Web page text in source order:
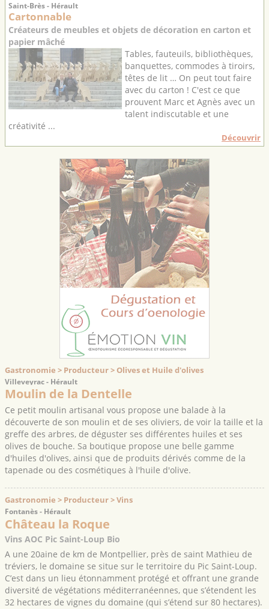
Saint-Brès - Hérault
Cartonnable
Créateurs de meubles et objets de décoration en carton et
papier mâché
Tables, fauteuils, bibliothèques,
banquettes, commodes à tiroirs,
têtes de lit … On peut tout faire
avec du carton ! C'est ce que
prouvent Marc et Agnès avec un
talent indiscutable et une
créativité ...
Découvrir
Gastronomie > Producteur > Olives et Huile d'olives
Villeveyrac - Hérault
Moulin de la Dentelle
Ce petit moulin artisanal vous propose une balade à la
découverte de son moulin et de ses oliviers, de voir la taille et la
greffe des arbres, de déguster ses différentes huiles et ses
olives de bouche. Sa boutique propose une belle gamme
d'huiles d'olives, ainsi que de produits dérivés comme de la
tapenade ou des cosmétiques à l'huile d'olive.
Gastronomie > Producteur > Vins
Fontanès - Hérault
Château la Roque
Vins AOC Pic Saint-Loup Bio
A une 20aine de km de Montpellier, près de saint Mathieu de
tréviers, le domaine se situe sur le territoire du Pic Saint-Loup.
C’est dans un lieu étonnamment protégé et offrant une grande
diversité de végétations méditerranéennes, que s’étendent les
32 hectares de vignes du domaine (qui s’étend sur 80 hectares).